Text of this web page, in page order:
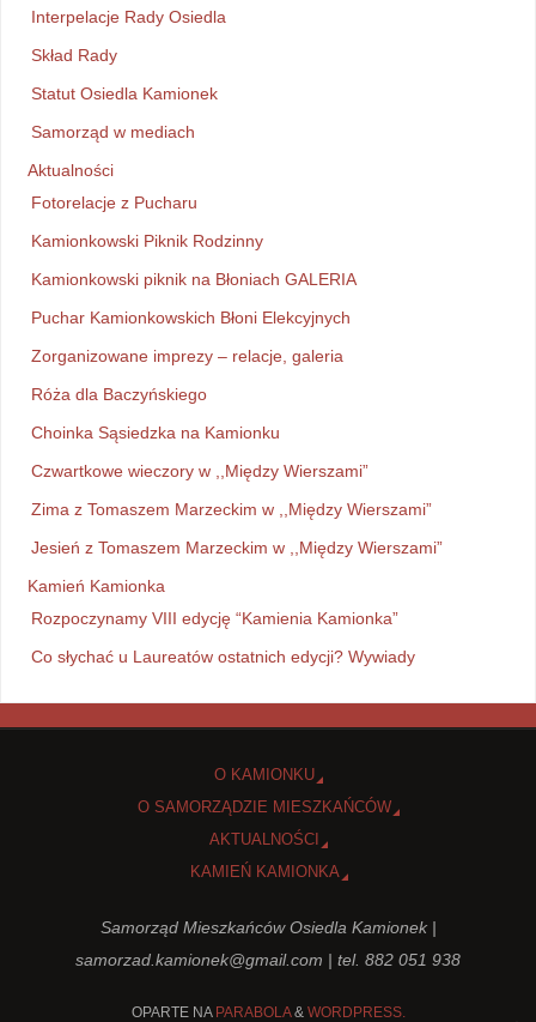
Interpelacje Rady Osiedla
Skład Rady
Statut Osiedla Kamionek
Samorząd w mediach
Aktualności
Fotorelacje z Pucharu
Kamionkowski Piknik Rodzinny
Kamionkowski piknik na Błoniach GALERIA
Puchar Kamionkowskich Błoni Elekcyjnych
Zorganizowane imprezy – relacje, galeria
Róża dla Baczyńskiego
Choinka Sąsiedzka na Kamionku
Czwartkowe wieczory w ,,Między Wierszami”
Zima z Tomaszem Marzeckim w ,,Między Wierszami”
Jesień z Tomaszem Marzeckim w ,,Między Wierszami”
Kamień Kamionka
Rozpoczynamy VIII edycję “Kamienia Kamionka”
Co słychać u Laureatów ostatnich edycji? Wywiady
O KAMIONKU
O SAMORZĄDZIE MIESZKAŃCÓW
AKTUALNOŚCI
KAMIEŃ KAMIONKA
Samorząd Mieszkańców Osiedla Kamionek |
samorzad.kamionek@gmail.com | tel. 882 051 938
OPARTE NA PARABOLA& WORDPRESS.